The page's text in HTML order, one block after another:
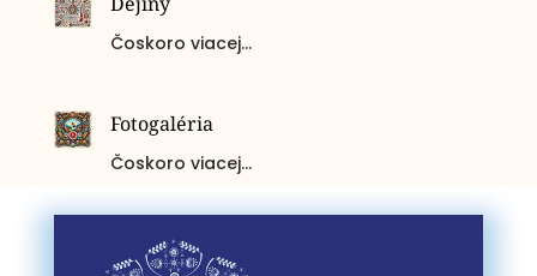
Čoskoro viacej…
Fotogaléria
Čoskoro viacej…